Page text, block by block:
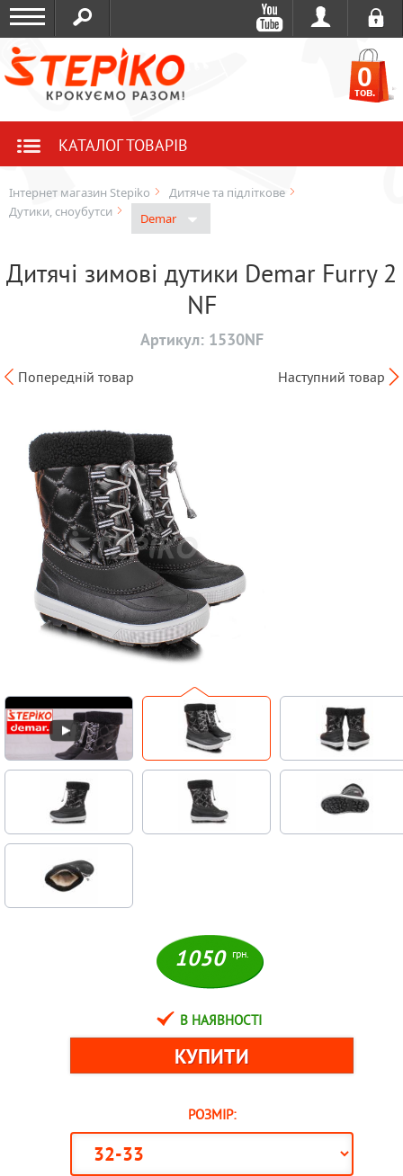
0
тов.
КАТАЛОГ ТОВАРІВ
Інтернет магазин Stepiko
Дитяче та підліткове
Дутики, сноубутси
Demar
Дитячі зимові дутики Demar Furry 2
NF
Артикул: 1530NF
Попередній товар Наступний товар
1050 грн.
В НАЯВНОСТІ
РОЗМІР: